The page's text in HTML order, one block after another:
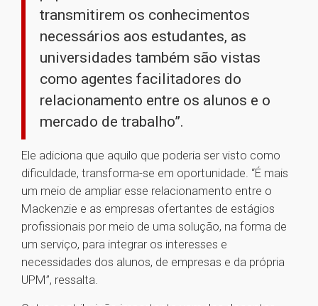
transmitirem os conhecimentos
necessários aos estudantes, as
universidades também são vistas
como agentes facilitadores do
relacionamento entre os alunos e o
mercado de trabalho”.
Ele adiciona que aquilo que poderia ser visto como
dificuldade, transforma-se em oportunidade. “É mais
um meio de ampliar esse relacionamento entre o
Mackenzie e as empresas ofertantes de estágios
profissionais por meio de uma solução, na forma de
um serviço, para integrar os interesses e
necessidades dos alunos, de empresas e da própria
UPM”, ressalta.